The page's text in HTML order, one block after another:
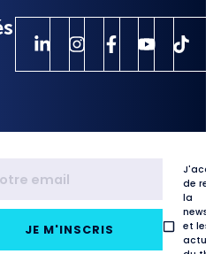
JE M'INSCRIS
de
la
et les